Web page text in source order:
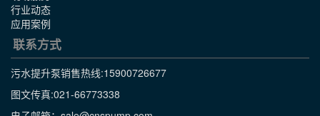
行业动态
应用案例
联系方式
污水提升泵销售热线:15900726677
图文传真:021-66773338